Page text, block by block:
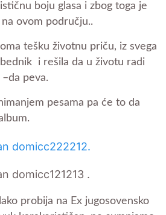
boju glasa i zbog toga je
ovom području..
tešku životnu priču, iz svega
i rešila da u životu radi
peva.
pesama pa će to da
probija na Ex jugosovensko